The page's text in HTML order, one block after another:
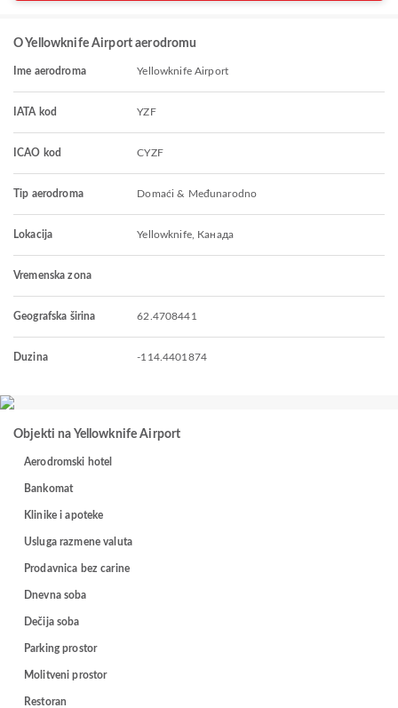
O Yellowknife Airport aerodromu
Ime aerodroma Yellowknife Airport
IATA kod YZF
ICAO kod CYZF
Tip aerodroma Domaći & Međunarodno
Lokacija Yellowknife, Канада
Vremenska zona
Geografska širina 62.4708441
Duzina -114.4401874
Objekti na Yellowknife Airport
Aerodromski hotel
Bankomat
Klinike i apoteke
Usluga razmene valuta
Prodavnica bez carine
Dnevna soba
Dečija soba
Parking prostor
Molitveni prostor
Restoran